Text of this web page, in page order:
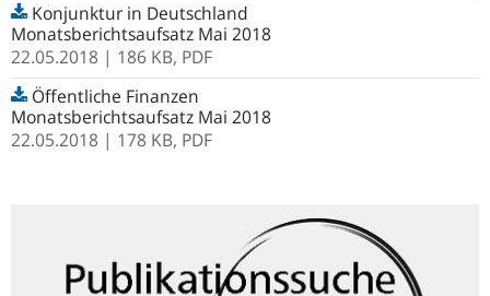
Konjunktur in Deutschland
Monatsberichtsaufsatz Mai 2018
22.05.2018 | 186 KB, PDF
Öffentliche Finanzen
Monatsberichtsaufsatz Mai 2018
22.05.2018 | 178 KB, PDF